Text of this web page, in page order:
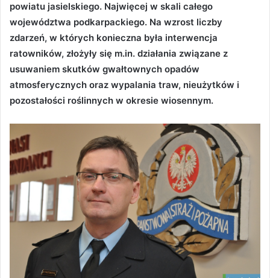
powiatu jasielskiego. Najwięcej w skali całego
województwa podkarpackiego. Na wzrost liczby
zdarzeń, w których konieczna była interwencja
ratowników, złożyły się m.in. działania związane z
usuwaniem skutków gwałtownych opadów
atmosferycznych oraz wypalania traw, nieużytków i
pozostałości roślinnych w okresie wiosennym.